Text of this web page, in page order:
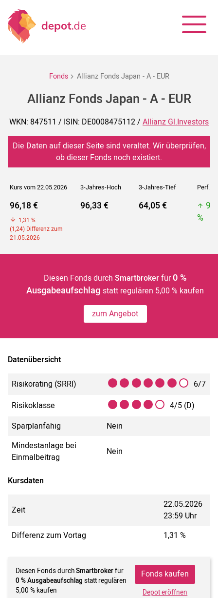
Fonds Allianz Fonds Japan - A - EUR
Allianz Fonds Japan - A - EUR
WKN: 847511 / ISIN: DE0008475112 / Allianz Gl.Investors
Die Daten auf dieser Seite sind veraltet. Wir überprüfen,
ob dieser Fonds noch existiert.
Kurs vom 22.05.2026 3-Jahres-Hoch 3-Jahres-Tief Perf. 5J
96,18 €
1,31 %
(1,24) Differenz zum
21.05.2026
96,33 € 64,05 €
%
Diesen Fonds durch Smartbrokerfür 0 %
Ausgabeaufschlagstatt regulären 5,00 % kaufen
zum Angebot
Datenübersicht
Risikorating (SRRI)
6/7
Risikoklasse
4/5 (D)
Sparplanfähig
Nein
Mindestanlage bei
Einmalbeitrag
Nein
Kursdaten
Zeit
22.05.2026
23:59 Uhr
Differenz zum Vortag
1,31 %
Diesen Fonds durchSmartbrokerfür
0 % Ausgabeaufschlag statt regulären
5,00 % kaufen
Fonds kaufen
Depot eröffnen